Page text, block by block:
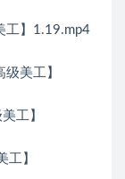
工】1.19.mp4
美工】
工】
】